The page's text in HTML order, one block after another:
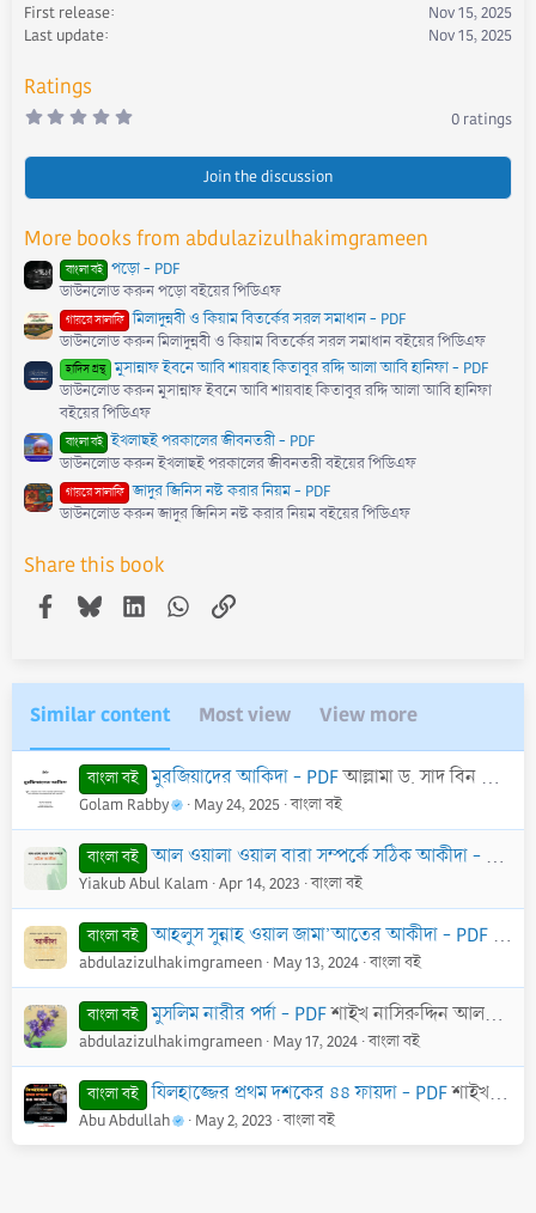
n
s
First release
Nov 15, 2025
Last update
Nov 15, 2025
Ratings
0
0
(
)
0 ratings
Join the discussion
More books from abdulazizulhakimgrameen
বাংলা বই পড়ো - PDF
ডাউনলোড করুন পড়ো বইয়ের পিডিএফ
গায়রে সালাফি মিলাদুন্নবী ও কিয়াম বিতর্কের সরল সমাধান - PDF
ডাউনলোড করুন মিলাদুন্নবী ও কিয়াম বিতর্কের সরল সমাধান বইয়ের পিডিএফ
হাদিস গ্রন্থ মুসান্নাফ ইবনে আবি শায়বাহ কিতাবুর রদ্দি আলা আবি হানিফা - PDF
ডাউনলোড করুন মুসান্নাফ ইবনে আবি শায়বাহ কিতাবুর রদ্দি আলা আবি হানিফা
বইয়ের পিডিএফ
বাংলা বই ইখলাছই পরকালের জীবনতরী - PDF
ডাউনলোড করুন ইখলাছই পরকালের জীবনতরী বইয়ের পিডিএফ
গায়রে সালাফি জাদুর জিনিস নষ্ট করার নিয়ম - PDF
ডাউনলোড করুন জাদুর জিনিস নষ্ট করার নিয়ম বইয়ের পিডিএফ
Share this book
Facebook
BlueskyLinkedInWhatsApp
Link
Similar content Most view View more
বাংলা বই মুরজিয়াদের আকিদা - PDFআল্লামা ড. সাদ বিন নাসির আশ-শাসরি
Golam Rabby May 24, 2025 বাংলা বই
বাংলা বই আল ওয়ালা ওয়াল বারা সম্পর্কে সঠিক আকীদা - PDF
Yiakub Abul Kalam Apr 14, 2023 বাংলা বই
বাংলা বই আহলুস সুন্নাহ ওয়াল জামা’আতের আকীদা - PDF শাইখ
abdulazizulhakimgrameen May 13, 2024 বাংলা বই
বাংলা বই মুসলিম নারীর পর্দা - PDFশাইখ নাসিরুদ্দিন আলবানী (রাহি.)
abdulazizulhakimgrameen May 17, 2024 বাংলা বই
বাংলা বই যিলহাজ্জের প্রথম দশকের ৪৪ ফায়দা - PDFশাইখ সালেহ আল-মুনাজ্জিদ
Abu Abdullah May 2, 2023 বাংলা বই